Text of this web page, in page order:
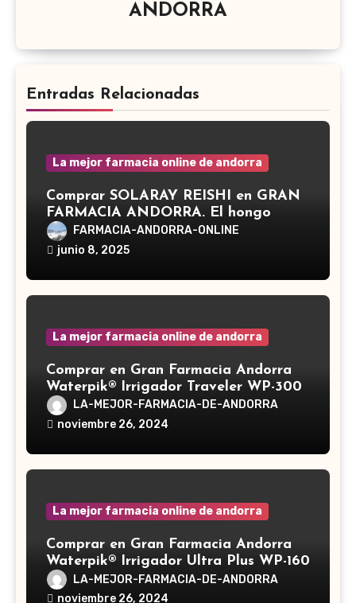
ANDORRA
Entradas Relacionadas
La mejor farmacia online de andorra
Comprar SOLARAY REISHI en GRAN
FARMACIA ANDORRA. El hongo
Reishi, cuyo nombre científico es
Ganoderma lucidum, es un hongo
en la medicina tradicional asiática
FARMACIA-ANDORRA-ONLINE
junio 8, 2025
La mejor farmacia online de andorra
Comprar en Gran Farmacia Andorra
Waterpik® Irrigador Traveler WP-300
LA-MEJOR-FARMACIA-DE-ANDORRA
noviembre 26, 2024
La mejor farmacia online de andorra
Comprar en Gran Farmacia Andorra
Waterpik® Irrigador Ultra Plus WP-160
LA-MEJOR-FARMACIA-DE-ANDORRA
noviembre 26, 2024